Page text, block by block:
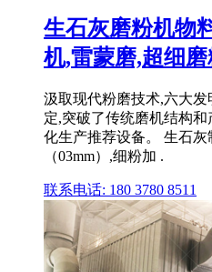
生石灰磨粉机物
机,雷蒙磨,超细磨
汲取现代粉磨技术,六大
定,突破了传统磨机结构
化生产推荐设备。 生石
（03mm）,细粉加 .
联系电话: 180 3780 8511